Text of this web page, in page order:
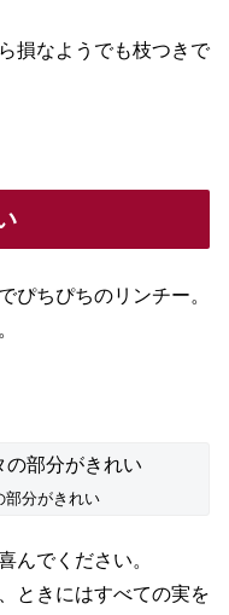
損なようでも枝つきで
ぴちぴちのリンチー。
部分がきれい
んでください。
ときにはすべての実を